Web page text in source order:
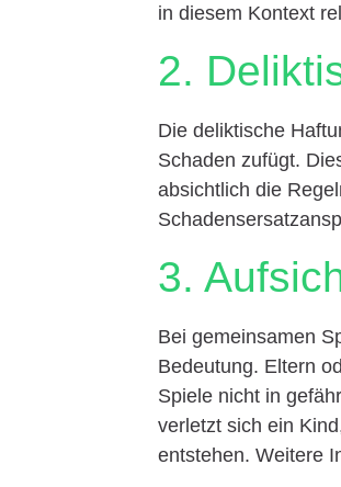
in diesem Kontext
2.
Die deliktische
Schaden zufügt.
absichtlich die
3.
Bei gemeinsamen
Bedeutung. Eltern
Spiele nicht in
verletzt sich ein
entstehen. Weitere